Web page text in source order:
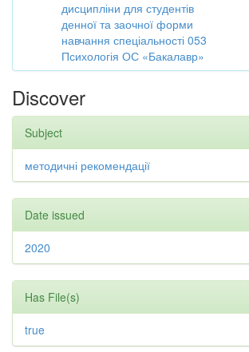
дисципліни для студентів
денної та заочної форми
навчання спеціальності 053
Психологія ОС «Бакалавр»
Discover
Subject
методичні рекомендації
Date issued
2020
Has File(s)
true